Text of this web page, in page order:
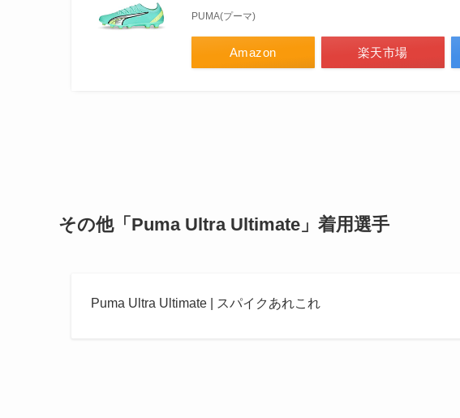
PUMA(プーマ)
Amazon 楽天市場
その他「Puma Ultra Ultimate」着用選手
Puma Ultra Ultimate | スパイクあれこれ